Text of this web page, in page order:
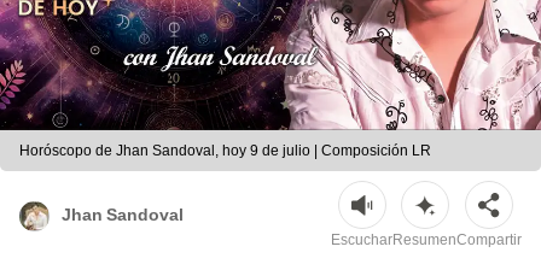
Horóscopo de Jhan Sandoval, hoy 9 de julio | Composición LR
Jhan Sandoval
EscucharResumenCompartir